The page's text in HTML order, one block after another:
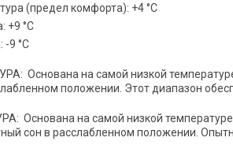
(предел комфорта): +4 °C
+9 °C
-9 °C
Основана на самой низкой
положении. Этот диапазон
Основана на самой низкой
сон в расслабленном положении.